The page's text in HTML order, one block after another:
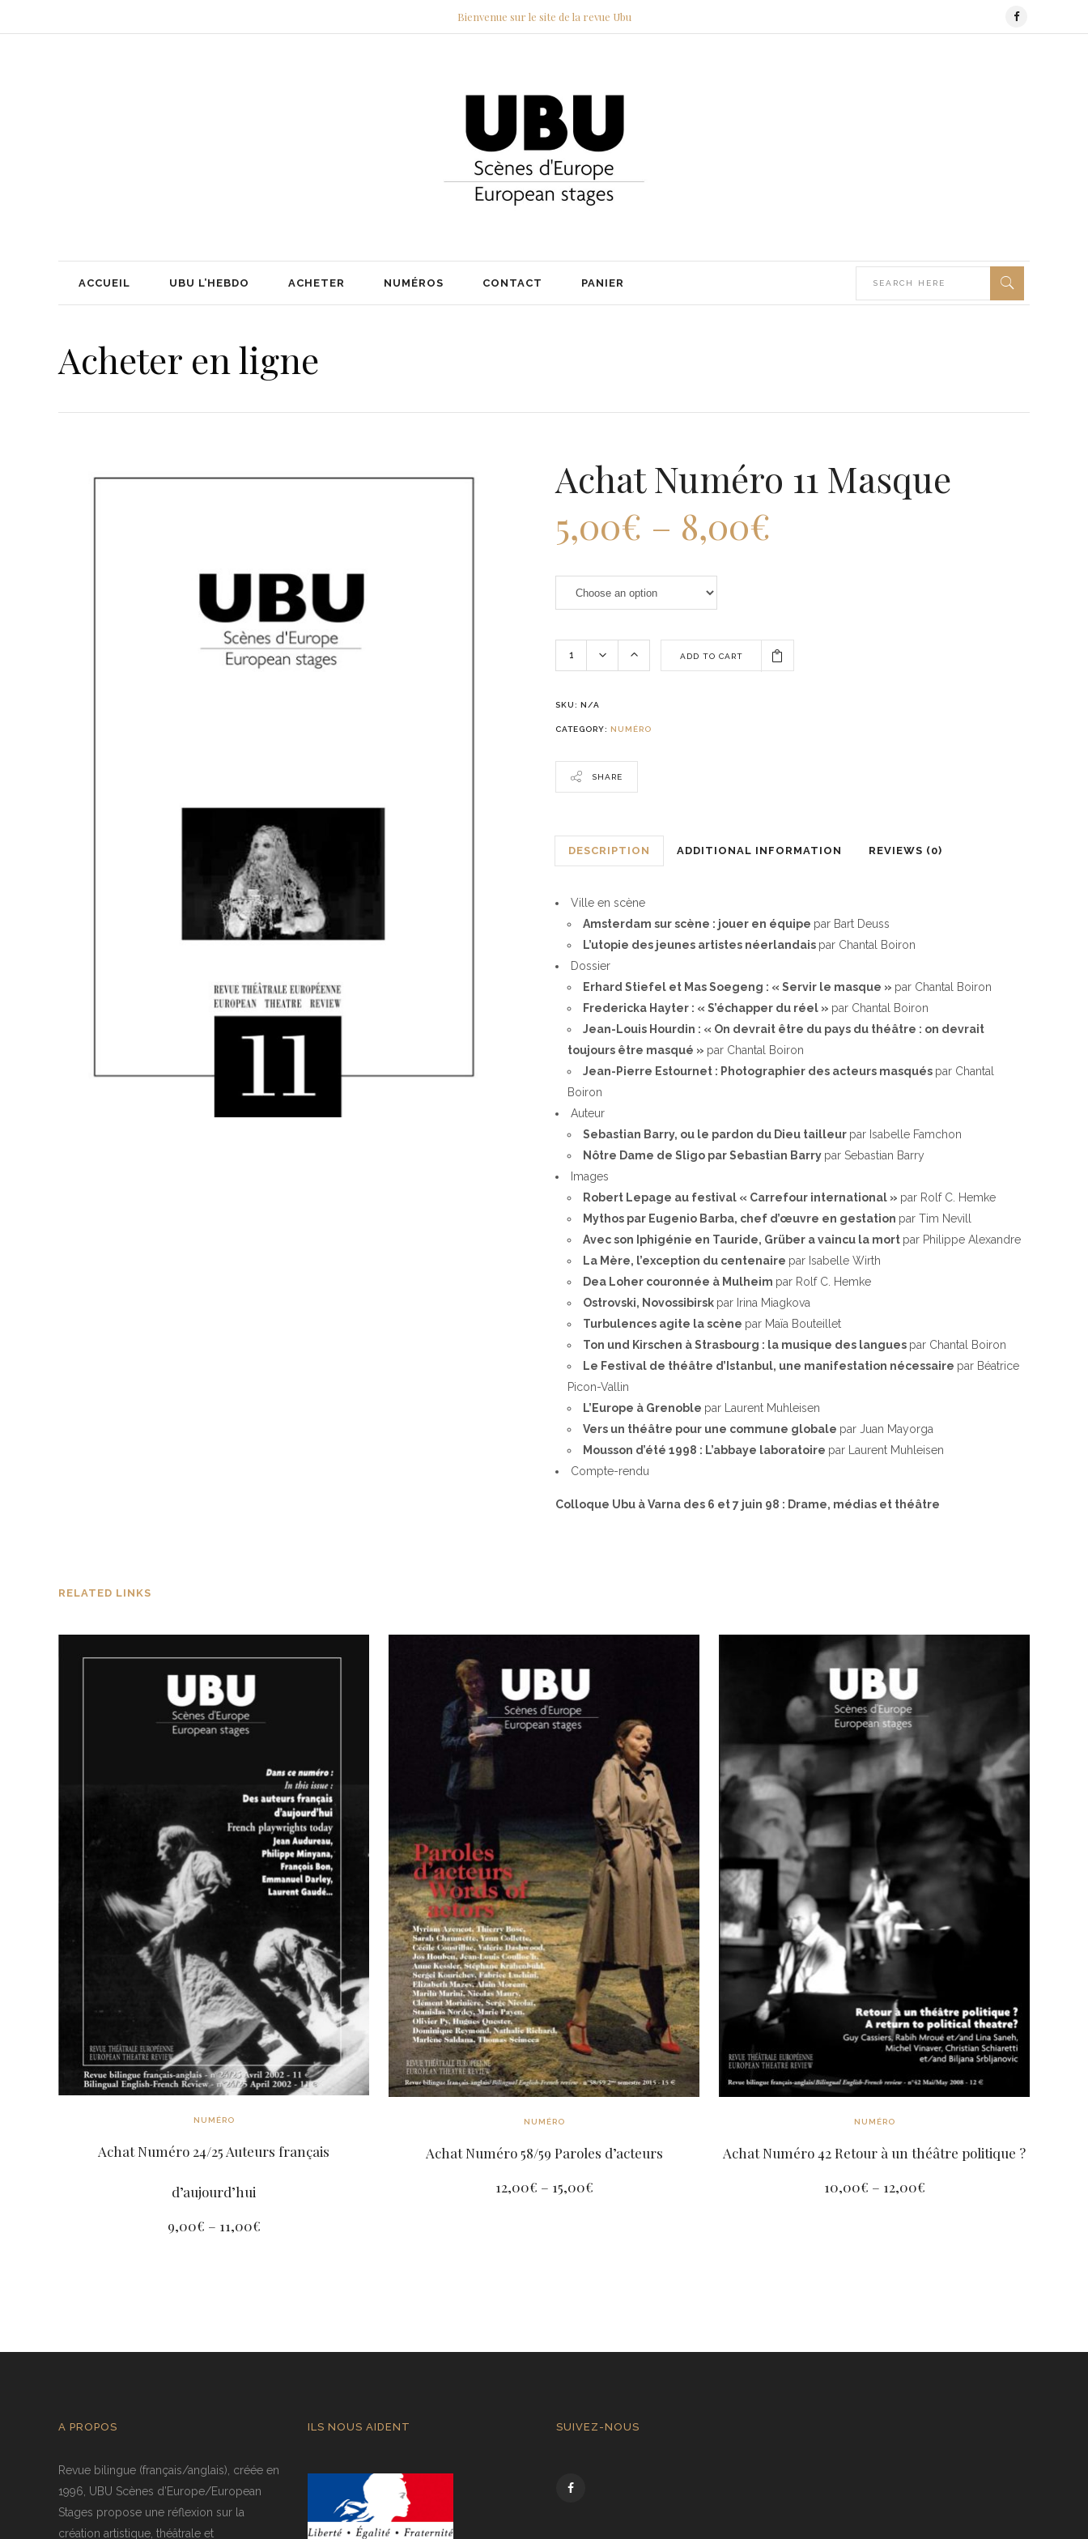
Bienvenue sur le site de la revue Ubu
ACCUEIL UBU L’HEBDO ACHETER NUMÉROS CONTACT PANIER
Acheter en ligne
Achat Numéro 11 Masque
5,00€ – 8,00€
ADD TO CART
SKU: N/A
CATEGORY: NUMÉRO
SHARE
DESCRIPTION ADDITIONAL INFORMATION REVIEWS (0)
Ville en scène
Amsterdam sur scène : jouer en équipe par Bart Deuss
L’utopie des jeunes artistes néerlandais par Chantal Boiron
Dossier
Erhard Stiefel et Mas Soegeng : « Servir le masque » par Chantal Boiron
Fredericka Hayter : « S’échapper du réel » par Chantal Boiron
Jean-Louis Hourdin : « On devrait être du pays du théâtre : on devrait
toujours être masqué » par Chantal Boiron
Jean-Pierre Estournet : Photographier des acteurs masqués par Chantal
Boiron
Auteur
Sebastian Barry, ou le pardon du Dieu tailleur par Isabelle Famchon
Nôtre Dame de Sligo par Sebastian Barry par Sebastian Barry
Images
Robert Lepage au festival « Carrefour international » par Rolf C. Hemke
Mythos par Eugenio Barba, chef d’œuvre en gestation par Tim Nevill
Avec son Iphigénie en Tauride, Grüber a vaincu la mort par Philippe Alexandre
La Mère, l’exception du centenaire par Isabelle Wirth
Dea Loher couronnée à Mulheim par Rolf C. Hemke
Ostrovski, Novossibirsk par Irina Miagkova
Turbulences agite la scène par Maïa Bouteillet
Ton und Kirschen à Strasbourg : la musique des langues par Chantal Boiron
Le Festival de théâtre d’Istanbul, une manifestation nécessaire par Béatrice
Picon-Vallin
L’Europe à Grenoble par Laurent Muhleisen
Vers un théâtre pour une commune globale par Juan Mayorga
Mousson d’été 1998 : L’abbaye laboratoire par Laurent Muhleisen
Compte-rendu
Colloque Ubu à Varna des 6 et 7 juin 98 : Drame, médias et théâtre
RELATED LINKS
NUMÉRO
Achat Numéro 24/25 Auteurs français
d’aujourd’hui
9,00€ – 11,00€
NUMÉRO
Achat Numéro 58/59 Paroles d’acteurs
12,00€ – 15,00€
NUMÉRO
Achat Numéro 42 Retour à un théâtre politique ?
10,00€ – 12,00€
A PROPOS
Revue bilingue (français/anglais), créée en
1996, UBU Scènes d’Europe/European
Stages propose une réflexion sur la
création artistique, théâtrale et
ILS NOUS AIDENT SUIVEZ-NOUS